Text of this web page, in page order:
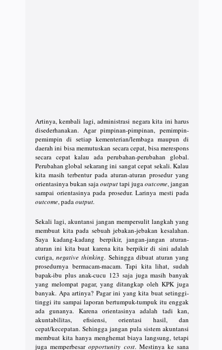
Artinya, kembali lagi, administrasi negara kita ini harus
disederhanakan. Agar pimpinan-pimpinan, pemimpin-
pemimpin di setiap kementerian/lembaga maupun di
daerah ini bisa memutuskan secara cepat, bisa merespons
secara cepat kalau ada perubahan-perubahan global.
Perubahan global sekarang ini sangat cepat sekali. Kalau
kita masih terbentur pada aturan-aturan prosedur yang
orientasinya bukan sajaoutputtapi jugaoutcome, jangan
sampai orientasinya pada prosedur. Larinya mesti pada
outcome, padaoutput.
Sekali lagi, akuntansi jangan mempersulit langkah yang
membuat kita pada sebuah jebakan-jebakan kesalahan.
Saya kadang-kadang berpikir, jangan-jangan aturan-
aturan ini kita buat karena kita berpikir di sini adalah
curiga,negative thinking. Sehingga dibuat aturan yang
prosedurnya bermacam-macam. Tapi kita lihat, sudah
bapak-ibu plus anak-cucu 123 saja juga masih banyak
yang melompat pagar, yang ditangkap oleh KPK juga
banyak. Apa artinya? Pagar ini yang kita buat setinggi-
tinggi itu sampai laporan bertumpuk-tumpuk itu enggak
ada gunanya. Karena orientasinya adalah tadi kan,
akuntabilitas, efisiensi, orientasi hasil, dan
cepat/kecepatan. Sehingga jangan pula sistem akuntansi
membuat kita hanya menghemat biaya langsung, tetapi
juga memperbesaropportunity cost. Mestinya ke sana